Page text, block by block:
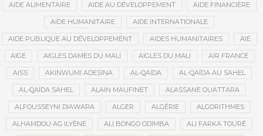
AIDE ALIMENTAIRE AIDE AU DÉVELOPPEMENT AIDE FINANCIÈRE
AIDE HUMANITAIRE AIDE INTERNATIONALE
AIDE PUBLIQUE AU DÉVELOPPEMENT AIDES HUMANITAIRES AIE
AIGE AIGLES DAMES DU MALI AIGLES DU MALI AIR FRANCE
AISS AKINWUMI ADESINA AL-QAÏDA AL-QAÏDA AU SAHEL
AL-QAÏDA SAHEL ALAIN MAUFINET ALASSANE OUATTARA
ALFOUSSEYNI DIAWARA ALGER ALGÉRIE ALGORITHMES
ALHAMDOU AG ILYÈNE ALI BONGO ODIMBA ALI FARKA TOURÉ